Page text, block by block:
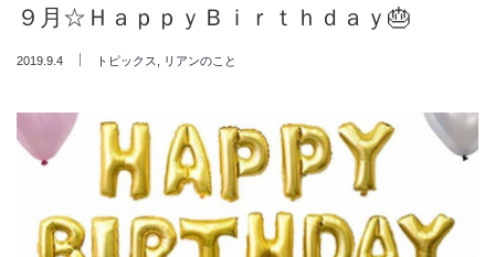
９月☆ＨａｐｐｙＢｉｒｔｈｄａｙ🎂
2019.9.4 トピックス リアンのこと